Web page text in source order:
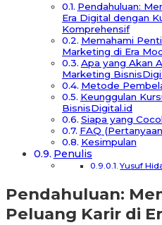
Pendahuluan:
Era Digital dengan
Komprehensif
Memahami
Marketing di Era
Apa yang Akan
Marketing
Metode
Keunggulan
BisnisDigital.id
Siapa yang
FAQ
Kesimpulan
Penulis
Yusuf
Pendahuluan:
Peluang Karir di